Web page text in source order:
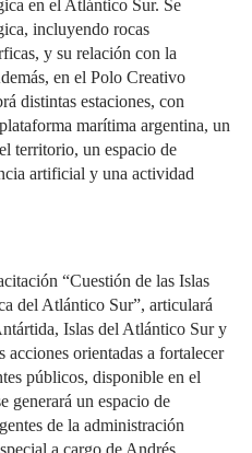
en el Atlántico Sur. Se
incluyendo rocas
y su relación con la
en el Polo Creativo
distintas estaciones, con
marítima argentina, un
territorio, un espacio de
artificial y una actividad
“Cuestión de las Islas
del Atlántico Sur”, articulará
Islas del Atlántico Sur y
acciones orientadas a fortalecer
públicos, disponible en el
generará un espacio de
de la administración
a cargo de Andrés